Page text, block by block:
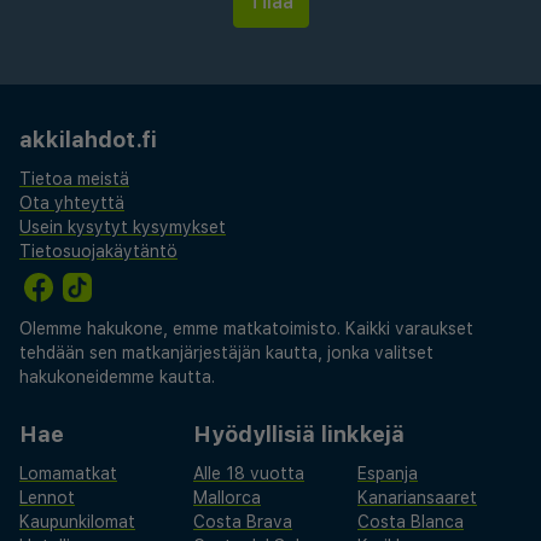
uloskirjautuminen ja ympäri vuorokauden auki oleva
(saatavilla ympäri vuorokauden). Hyödynnä
vuokrattavat polkupyörät, terassi ja puutarha. Tämän
hotellin palveluihin kuuluu ilmainen langaton
internetyhteys, concierge-palvelut ja juhlasali. Fama
Residence tarjoaa asiakkailleen ravintolan. Päätä päiväsi
nauttimalla muutama drinkki baarissa. Maksullinen
buffetaamiainen tarjotaan päivittäin klo 7.00–11.00.
Majoituspaikka veloittaa seuraavat paikan päällä
sovellettavat verot:
Kaupungin perimä vero: 3.46 PLN per henkilö per yö
Tässä on mainittu kaikki majoituspaikan meille
akkilahdot.fi
Tietoa meistä
Ota yhteyttä
Usein kysytyt kysymykset
Tietosuojakäytäntö
Olemme hakukone, emme matkatoimisto. Kaikki varaukset
tehdään sen matkanjärjestäjän kautta, jonka valitset
hakukoneidemme kautta.
Hae
Lomamatkat
Lennot
Kaupunkilomat
Hyödyllisiä linkkejä
Alle 18 vuotta
Espanja
Mallorca
Kanariansaaret
Costa Brava
Costa Blanca